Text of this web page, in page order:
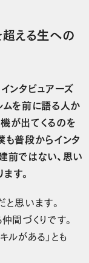
超える生への
タビュアーズ
ムを前に語る人か
が出てくるのを
も普段からインタ
前ではない、思い
す。
思います。
間づくりです。
ルがある」とも